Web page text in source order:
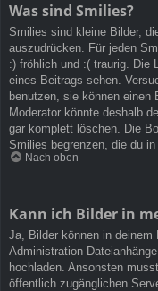
Was sind Smilies?
Smilies sind kleine Bilder,
auszudrücken. Für jeden
:) fröhlich und :( traurig. Die
eines Beitrags sehen.
benutzen, sie können einen
Moderator könnte deshalb
gar komplett löschen. Die
Smilies begrenzen, die du
Nach oben
Kann ich Bilder in
Ja, Bilder können in deinem
Administration
hochladen. Ansonsten
öffentlich zugänglichen